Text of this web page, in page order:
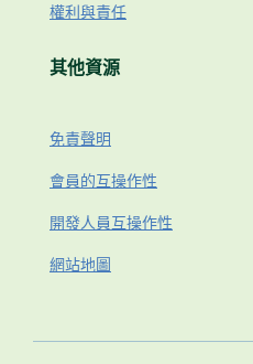
權利與責任
其他資源
免責聲明
會員的互操作性
開發人員互操作性
網站地圖